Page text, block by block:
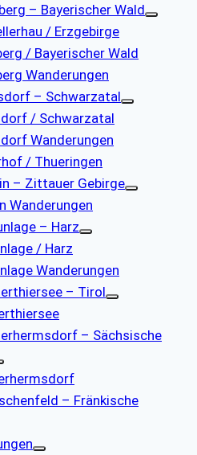
– Bayerischer Wald
/ Erzgebirge
/ Bayerischer Wald
Wanderungen
– Schwarzatal
/ Schwarzatal
Wanderungen
/ Thueringen
– Zittauer Gebirge
Wanderungen
– Harz
/ Harz
Wanderungen
– Tirol
– Sächsische
– Fränkische